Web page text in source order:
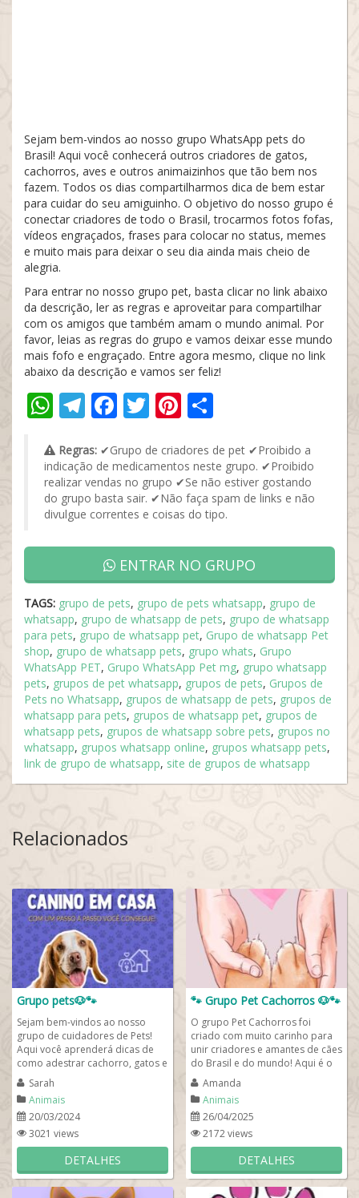
Sejam bem-vindos ao nosso grupo WhatsApp pets do
Brasil! Aqui você conhecerá outros criadores de gatos,
cachorros, aves e outros animaizinhos que tão bem nos
fazem. Todos os dias compartilharmos dica de bem estar
para cuidar do seu amiguinho. O objetivo do nosso grupo é
conectar criadores de todo o Brasil, trocarmos fotos fofas,
vídeos engraçados, frases para colocar no status, memes
e muito mais para deixar o seu dia ainda mais cheio de
alegria.
Para entrar no nosso grupo pet, basta clicar no link abaixo
da descrição, ler as regras e aproveitar para compartilhar
com os amigos que também amam o mundo animal. Por
favor, leias as regras do grupo e vamos deixar esse mundo
mais fofo e engraçado. Entre agora mesmo, clique no link
abaixo da descrição e vamos ser feliz!
WhatsApp
Telegram
Facebook
TwitterPinterest
Regras: ✔Grupo de criadores de pet ✔Proibido a
indicação de medicamentos neste grupo. ✔Proibido
realizar vendas no grupo ✔Se não estiver gostando
do grupo basta sair. ✔Não faça spam de links e não
divulgue correntes e coisas do tipo.
ENTRAR NO GRUPO
TAGS: grupo de pets, grupo de pets whatsapp, grupo de
whatsapp, grupo de whatsapp de pets, grupo de whatsapp
para pets, grupo de whatsapp pet, Grupo de whatsapp Pet
shop, grupo de whatsapp pets, grupo whats, Grupo
WhatsApp PET, Grupo WhatsApp Pet mg, grupo whatsapp
pets, grupos de pet whatsapp, grupos de pets, Grupos de
Pets no Whatsapp, grupos de whatsapp de pets, grupos de
whatsapp para pets, grupos de whatsapp pet, grupos de
whatsapp pets, grupos de whatsapp sobre pets, grupos no
whatsapp, grupos whatsapp online, grupos whatsapp pets,
link de grupo de whatsapp, site de grupos de whatsapp
Relacionados
Grupo pets🐶🐾
Sejam bem-vindos ao nosso
grupo de cuidadores de Pets!
Aqui você aprenderá dicas de
como adestrar cachorro, gatos e
pássaros de maneira simples e
educativa....
Sarah
Animais
20/03/2024
3021 views
DETALHES
🐾 Grupo Pet Cachorros 🐶🐾
O grupo Pet Cachorros foi
criado com muito carinho para
unir criadores e amantes de cães
do Brasil e do mundo! Aqui é o
lugar certo para quem quer...
Amanda
Animais
26/04/2025
2172 views
DETALHES